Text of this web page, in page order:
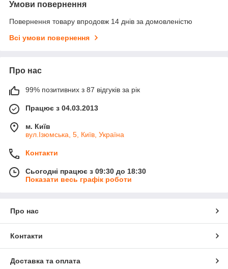
Умови повернення
Повернення товару впродовж 14 днів за домовленістю
Всі умови повернення
Про нас
99% позитивних з 87 відгуків за рік
Працює з 04.03.2013
м. Київ
вул.Ізюмська, 5, Київ, Україна
Контакти
Сьогодні працює з 09:30 до 18:30
Показати весь графік роботи
Про нас
Контакти
Доставка та оплата